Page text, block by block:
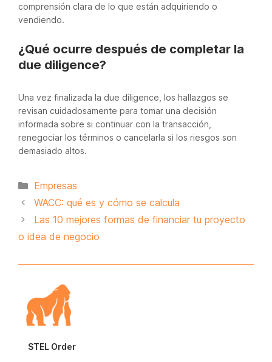
comprensión clara de lo que están adquiriendo o
vendiendo.
¿Qué ocurre después de completar la
due diligence?
Una vez finalizada la due diligence, los hallazgos se
revisan cuidadosamente para tomar una decisión
informada sobre si continuar con la transacción,
renegociar los términos o cancelarla si los riesgos son
demasiado altos.
Categorías
Empresas
WACC: qué es y cómo se calcula
Las 10 mejores formas de financiar tu proyecto
o idea de negocio
STEL Order